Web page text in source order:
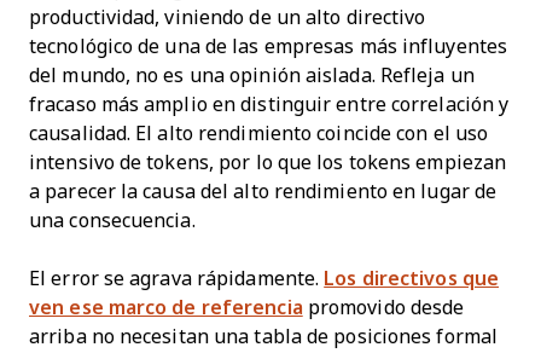
productividad, viniendo de un alto directivo
tecnológico de una de las empresas más influyentes
del mundo, no es una opinión aislada. Refleja un
fracaso más amplio en distinguir entre correlación y
causalidad. El alto rendimiento coincide con el uso
intensivo de tokens, por lo que los tokens empiezan
a parecer la causa del alto rendimiento en lugar de
una consecuencia.
El error se agrava rápidamente. Los directivos que
ven ese marco de referencia promovido desde
arriba no necesitan una tabla de posiciones formal